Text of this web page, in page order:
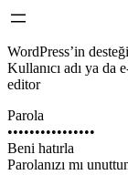
WordPress’in
Kullanıcı adı ya da
editor
Parola
••••••••••••••••
Beni hatırla
Parolanızı mı